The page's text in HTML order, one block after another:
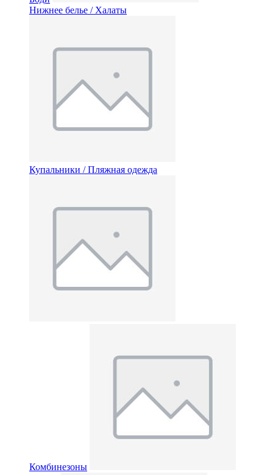
Нижнее белье / Халаты
Купальники / Пляжная одежда
Комбинезоны